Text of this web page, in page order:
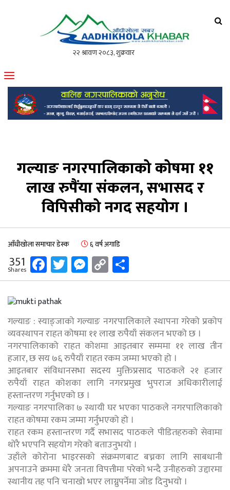
मोफसलकै लोकप्रिय अनलाइन पत्रिका
गल्याङ नगरपालिकाको कोषमा ११
लाख रुपैंया संकलन, सभासद र
विपिसीको नगद सहयोग ।
आँधीखोला समाचार डेस्क ६ वर्ष अगाडि
351
Shares Facebook
Twitter
Messenger
Copy
Link
गल्याङ : स्याङ्जाको गल्याङ नगरपालिकाले स्थापना गरेको प्रकोप
व्यवस्थापन राहत कोषमा ११ लाख रुपैयाँ संकलन भएको छ ।
नगरपालिकाको राहत कोशमा आइतबार सम्ममा ११ लाख तीन
हजार, छ सय ७६ रुपैयाँ राहत रकम जम्मा भएको हो ।
आइतबार संविधानसभा सदस्य मुक्तिप्रसाद पाठकले २१ हजार
रुपैयाँ राहत कोशका लागि नगरप्रमुख भुपराज अधिकारीलाई
हस्तान्तरण गर्नुभएको छ ।
गल्याङ नगरपालिका ७ स्थायी घर भएका पाठकले नगरपालिकाको
राहत कोषमा रकम जम्मा गर्नुभएको हो ।
राहत रकम हस्तान्तरण गर्दै सभासद पाठकले पीडितहरुको सेवामा
थोरै भएपनि सहयोग गरेको बताउनुभयो ।
उहाँले कोरोना भाइरसको संक्रमणबाट बच्नका लागि साबधानी
अपनाउने क्रममा धेरै जनता विपत्तीमा परेको भन्दै उनीहरुको उद्दारमा
स्थानीय तह पनि चनाखो भएर लाग्नुपर्नेमा जोड दिनुभयो ।